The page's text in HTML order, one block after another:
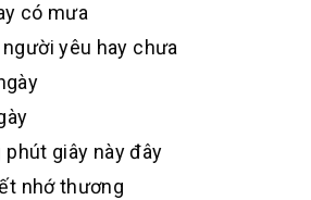
có mưa
yêu hay chưa
giây này đây
nhớ thương